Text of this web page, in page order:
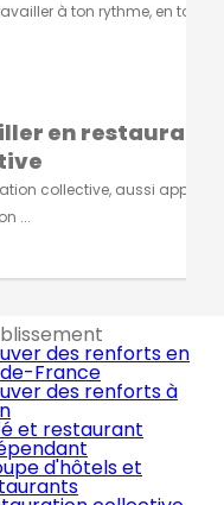
à ton rythme, en toute
en
collective, aussi appelée
...
des renforts en
France
des renforts à
et restaurant
d'hôtels et